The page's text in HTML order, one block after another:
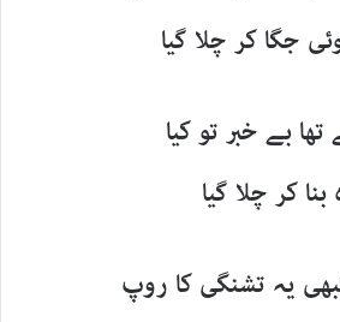
جگا کر چلا گیا
بے خبر تو کیا
کر چلا گیا
یہ تشنگی کا روپ